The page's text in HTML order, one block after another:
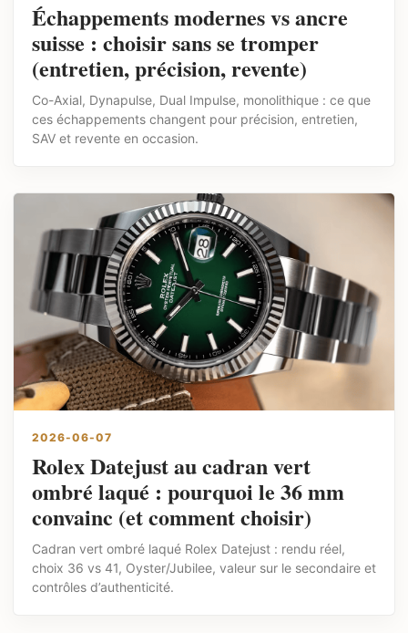
Échappements modernes vs ancre
suisse : choisir sans se tromper
(entretien, précision, revente)
Co-Axial, Dynapulse, Dual Impulse, monolithique : ce que
ces échappements changent pour précision, entretien,
SAV et revente en occasion.
2026-06-07
Rolex Datejust au cadran vert
ombré laqué : pourquoi le 36 mm
convainc (et comment choisir)
Cadran vert ombré laqué Rolex Datejust : rendu réel,
choix 36 vs 41, Oyster/Jubilee, valeur sur le secondaire et
contrôles d’authenticité.